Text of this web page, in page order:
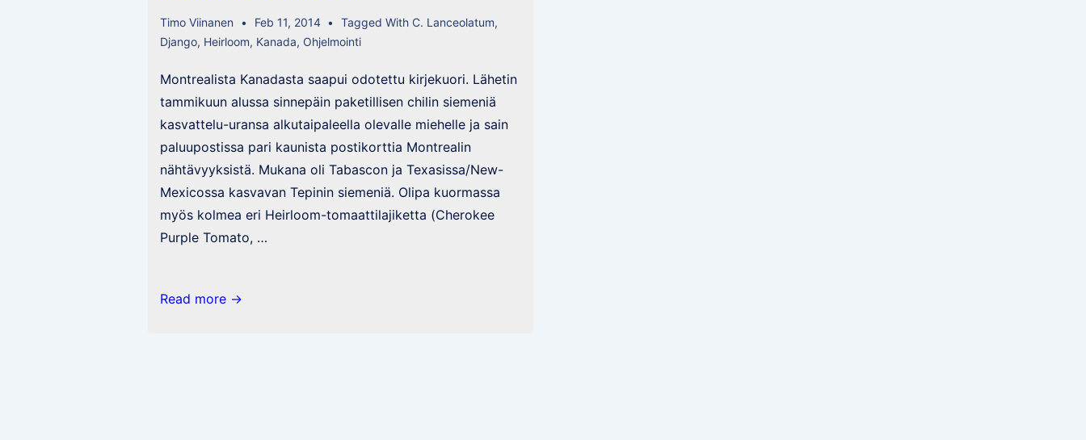
Timo Viinanen Feb 11, 2014 Tagged With C. Lanceolatum,
Django, Heirloom, Kanada, Ohjelmointi
Montrealista Kanadasta saapui odotettu kirjekuori. Lähetin
tammikuun alussa sinnepäin paketillisen chilin siemeniä
kasvattelu-uransa alkutaipaleella olevalle miehelle ja sain
paluupostissa pari kaunista postikorttia Montrealin
nähtävyyksistä. Mukana oli Tabascon ja Texasissa/New-
Mexicossa kasvavan Tepinin siemeniä. Olipa kuormassa
myös kolmea eri Heirloom-tomaattilajiketta (Cherokee
Purple Tomato, …
Postia
Read more →